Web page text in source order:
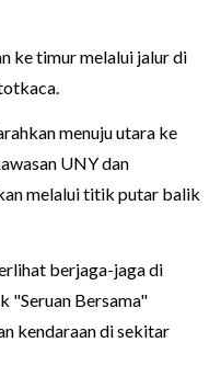
ke timur melalui jalur di
menuju utara ke
UNY dan
melalui titik putar balik
berjaga-jaga di
"Seruan Bersama"
kendaraan di sekitar